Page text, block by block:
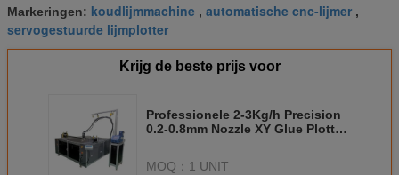
Markeringen: koudlijmmachine , automatische cnc-lijmer ,
servogestuurde lijmplotter
Krijg de beste prijs voor
Professionele 2-3Kg/h Precision
0.2-0.8mm Nozzle XY Glue Plotter
MOQ： 1 UNIT